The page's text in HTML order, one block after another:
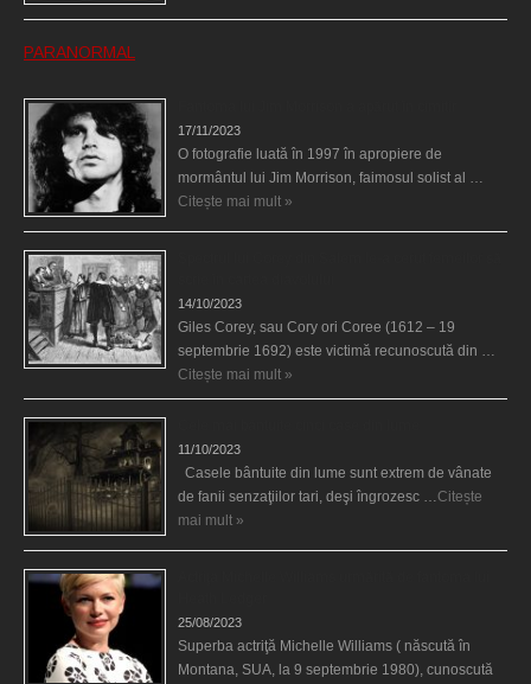
PARANORMAL
17/11/2023
O fotografie luată în 1997 în apropiere de
mormântul lui Jim Morrison, faimosul solist al …
Citește mai mult »
14/10/2023
Giles Corey, sau Cory ori Coree (1612 – 19
septembrie 1692) este victimă recunoscută din …
Citește mai mult »
11/10/2023
Casele bântuite din lume sunt extrem de vânate
de fanii senzaţiilor tari, deşi îngrozesc …Citește
mai mult »
25/08/2023
Superba actriţă Michelle Williams ( născută în
Montana, SUA, la 9 septembrie 1980), cunoscută